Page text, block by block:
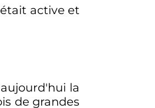
active et
la
de grandes